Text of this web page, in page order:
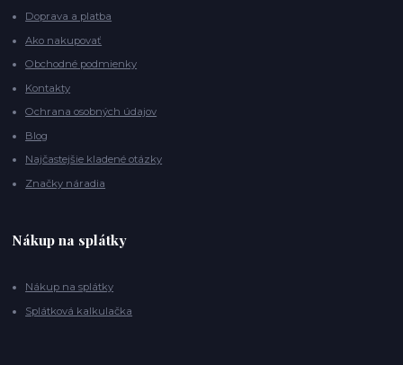
Doprava a platba
Ako nakupovať
Obchodné podmienky
Kontakty
Ochrana osobných údajov
Blog
Najčastejšie kladené otázky
Značky náradia
Nákup na splátky
Nákup na splátky
Splátková kalkulačka